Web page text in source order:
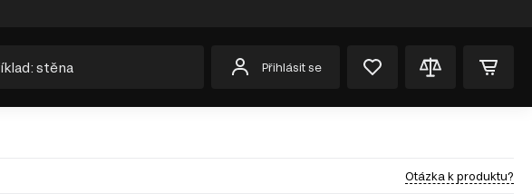
Přihlásit se
Otázka k produktu?